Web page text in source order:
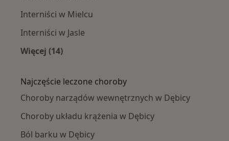
Interniści w Mielcu
Interniści w Jasle
Więcej (14)
Najczęście leczone choroby
Choroby narządów wewnętrznych w Dębicy
Choroby układu krążenia w Dębicy
Ból barku w Dębicy